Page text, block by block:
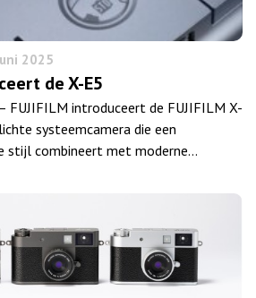
2025
de X-E5
FUJIFILM introduceert de FUJIFILM X-
systeemcamera die een
stijl combineert met moderne…